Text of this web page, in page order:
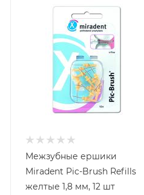
Межзубные ершики
Miradent Pic-Brush Refills
желтые 1,8 мм, 12 шт